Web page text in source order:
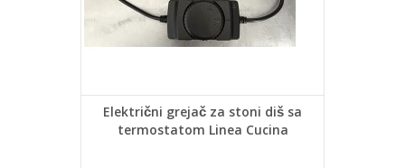
Električni grejač za stoni diš sa
termostatom Linea Cucina